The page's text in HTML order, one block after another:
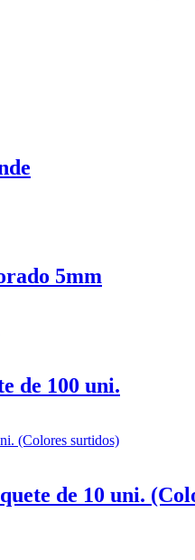
5mm
de 100 uni.
de 10 uni.